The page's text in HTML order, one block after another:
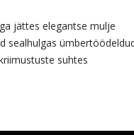
jättes elegantse mulje
suhtes